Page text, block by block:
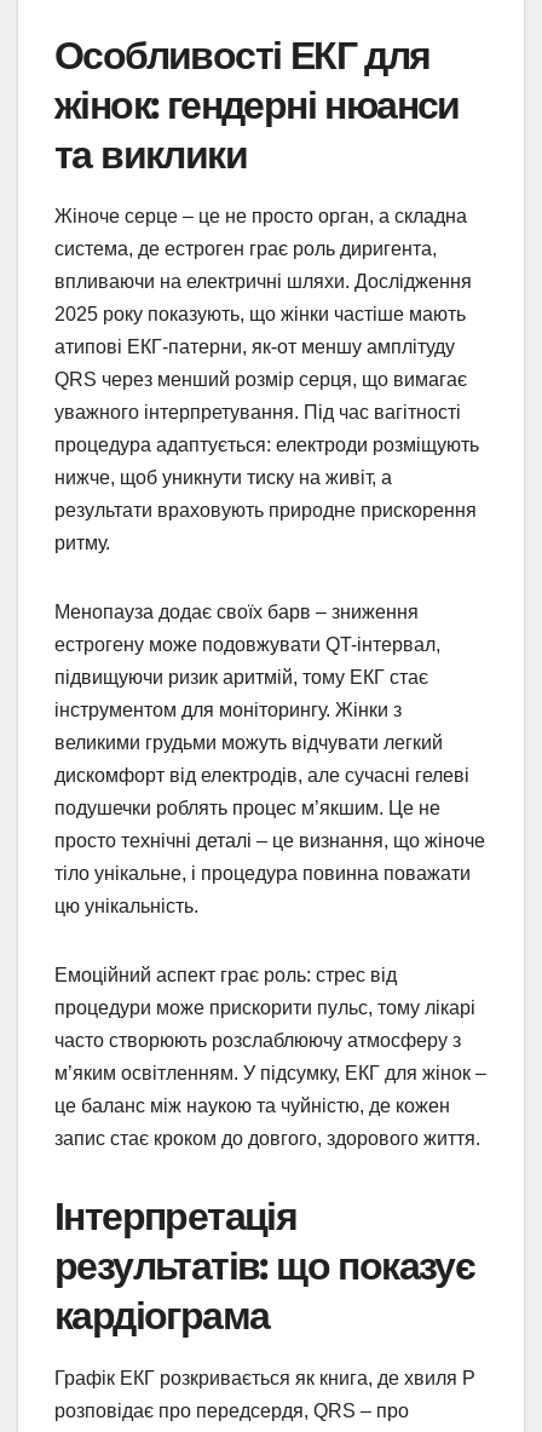
Особливості ЕКГ для
жінок: гендерні нюанси
та виклики
Жіноче серце – це не просто орган, а складна
система, де естроген грає роль диригента,
впливаючи на електричні шляхи. Дослідження
2025 року показують, що жінки частіше мають
атипові ЕКГ-патерни, як-от меншу амплітуду
QRS через менший розмір серця, що вимагає
уважного інтерпретування. Під час вагітності
процедура адаптується: електроди розміщують
нижче, щоб уникнути тиску на живіт, а
результати враховують природне прискорення
ритму.
Менопауза додає своїх барв – зниження
естрогену може подовжувати QT-інтервал,
підвищуючи ризик аритмій, тому ЕКГ стає
інструментом для моніторингу. Жінки з
великими грудьми можуть відчувати легкий
дискомфорт від електродів, але сучасні гелеві
подушечки роблять процес м’якшим. Це не
просто технічні деталі – це визнання, що жіноче
тіло унікальне, і процедура повинна поважати
цю унікальність.
Емоційний аспект грає роль: стрес від
процедури може прискорити пульс, тому лікарі
часто створюють розслаблюючу атмосферу з
м’яким освітленням. У підсумку, ЕКГ для жінок –
це баланс між наукою та чуйністю, де кожен
запис стає кроком до довгого, здорового життя.
Інтерпретація
результатів: що показує
кардіограма
Графік ЕКГ розкривається як книга, де хвиля P
розповідає про передсердя, QRS – про